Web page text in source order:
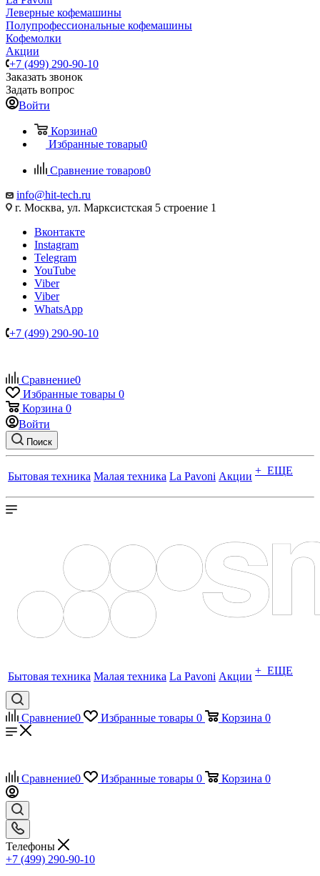
Леверные кофемашины
Полупрофессиональные кофемашины
Кофемолки
Акции
+7 (499) 290-90-10
Заказать звонок
Задать вопрос
Войти
Корзина0
Избранные товары0
Сравнение товаров0
info@hit-tech.ru
г. Москва, ул. Марксистская 5 строение 1
Вконтакте
Instagram
Telegram
YouTube
Viber
Viber
WhatsApp
+7 (499) 290-90-10
Сравнение0
Избранные товары 0
Корзина 0
Войти
Поиск
Бытовая техника Малая техника La Pavoni Акции + ЕЩЕ
Бытовая техника Малая техника La Pavoni Акции + ЕЩЕ
Сравнение0 Избранные товары 0 Корзина 0
Сравнение0 Избранные товары 0 Корзина 0
Телефоны
+7 (499) 290-90-10